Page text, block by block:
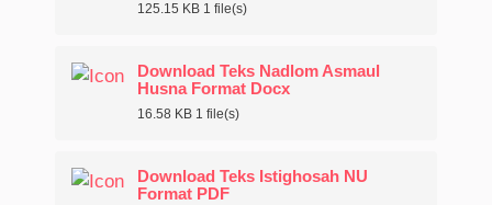
125.15 KB 1 file(s)
Download Teks Nadlom Asmaul
Husna Format Docx
16.58 KB 1 file(s)
Download Teks Istighosah NU
Format PDF